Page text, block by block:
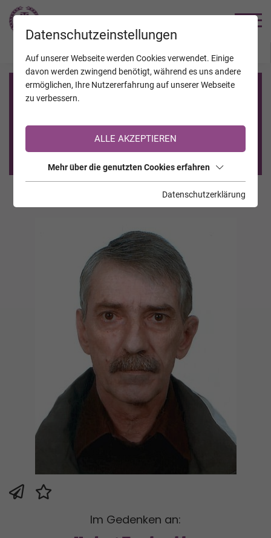
Registrierung auf TrauerHilfe.it
Sie sind noch nicht auf TrauerHilfe.it registriert?
>> zur kostenlosen Registrierung <<
Im Gedenken an:
Datenschutzeinstellungen
Auf unserer Webseite werden Cookies verwendet. Einige
davon werden zwingend benötigt, während es uns andere
ermöglichen, Ihre Nutzererfahrung auf unserer Webseite
zu verbessern.
ALLE AKZEPTIEREN
Mehr über die genutzten Cookies erfahren
Datenschutzerklärung
JAHRESTAGE KALENDER VERSTORBENE